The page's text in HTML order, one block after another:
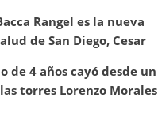
Rangel es la nueva
de San Diego, Cesar
de 4 años cayó desde un
torres Lorenzo Morales